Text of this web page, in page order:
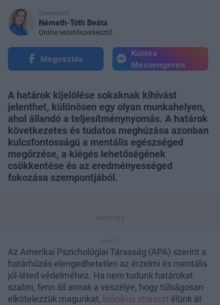
Szerkesztő:
Németh-Tóth Beáta
Online vezetőszerkesztő
Megosztás
Küldés
Messengeren
A határok kijelölése sokaknak kihívást
jelenthet, különösen egy olyan munkahelyen,
ahol állandó a teljesítménynyomás. A határok
következetes és tudatos meghúzása azonban
kulcsfontosságú a mentális egészséged
megőrzése, a kiégés lehetőségének
csökkentése és az eredményességed
fokozása szempontjából.
Az Amerikai Pszichológiai Társaság (APA) szerint a
határhúzás elengedhetetlen az érzelmi és mentális
jól-léted védelméhez. Ha nem tudunk határokat
szabni, fenn áll annak a veszélye, hogy túlságosan
elkötelezzük magunkat, krónikus stresszt élünk át